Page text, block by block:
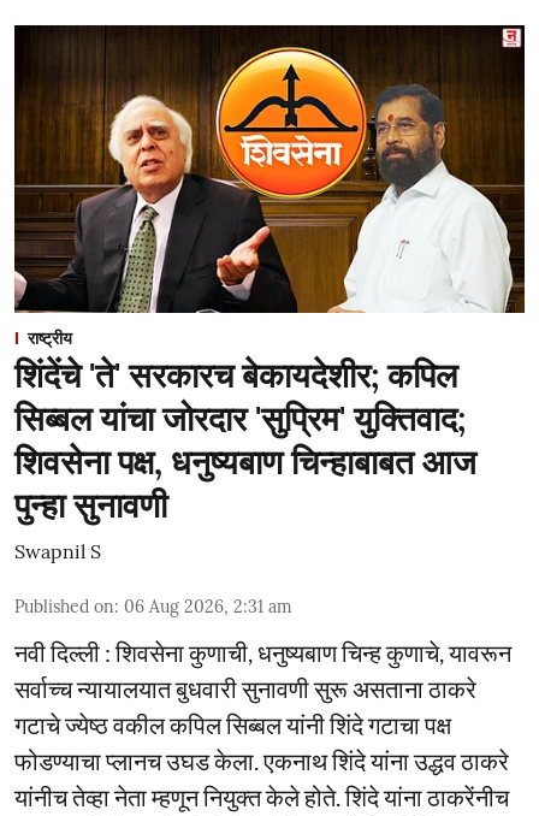
राष्ट्रीय
शिंदेंचे 'ते' सरकारच बेकायदेशीर; कपिल
सिब्बल यांचा जोरदार 'सुप्रिम' युक्तिवाद;
शिवसेना पक्ष, धनुष्यबाण चिन्हाबाबत आज
पुन्हा सुनावणी
Swapnil S
Published on: 06 Aug 2026, 2:31 am
नवी दिल्ली : शिवसेना कुणाची, धनुष्यबाण चिन्ह कुणाचे, यावरून
सर्वाच्च न्यायालयात बुधवारी सुनावणी सुरू असताना ठाकरे
गटाचे ज्येष्ठ वकील कपिल सिब्बल यांनी शिंदे गटाचा पक्ष
फोडण्याचा प्लानच उघड केला. एकनाथ शिंदे यांना उद्धव ठाकरे
यांनीच तेव्हा नेता म्हणून नियुक्त केले होते. शिंदे यांना ठाकरेंनीच